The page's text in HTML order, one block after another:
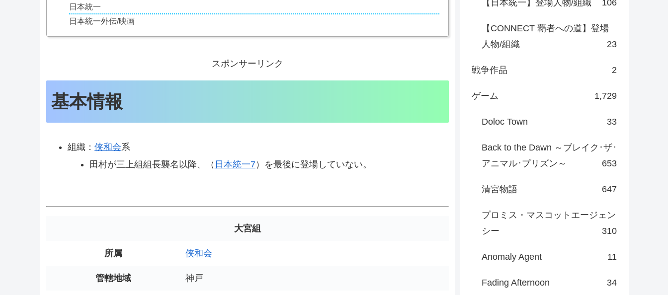
日本統一
日本統一外伝/映画
スポンサーリンク
基本情報
組織：侠和会系
田村が三上組組長襲名以降、（ 日本統一7）を最後に登場していない。
大宮組
所属 侠和会
管轄地域 神戸
【日本統一】登場人物/組織 106
【CONNECT 覇者への道】登場
人物/組織
23
戦争作品 2
ゲーム 1,729
Doloc Town 33
Back to the Dawn ～ブレイク･ザ･
アニマル･プリズン～
653
清宮物語 647
プロミス・マスコットエージェン
シー
310
Anomaly Agent 11
Fading Afternoon 34